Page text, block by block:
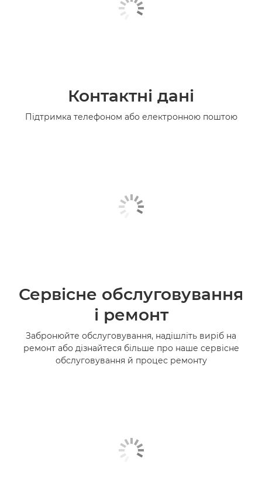
Контактні дані
Підтримка телефоном або електронною поштою
Сервісне обслуговування
і ремонт
Забронюйте обслуговування, надішліть виріб на
ремонт або дізнайтеся більше про наше сервісне
обслуговування й процес ремонту